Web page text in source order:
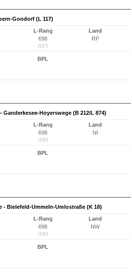
Gondorf (L 117)
L-Rang
698
(527)
Land
RP
BPL
Hoyerswege (B 212/L 874)
L-Rang
698
(430)
Land
NI
BPL
- Bielefeld-Ummeln-Umlostraße (K 18)
L-Rang
698
(140)
Land
NW
BPL